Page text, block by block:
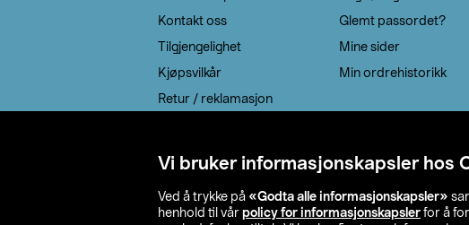
Vi bruker informasjonskapsler hos
Ved å trykke på «Godta alle informasjonskapsler»
henhold til vår policy for informasjonskapsler for å
Kontakt oss
Tilgjengelighet
Kjøpsvilkår
Retur / reklamasjon
Glemt passordet?
Mine sider
Min ordrehistorikk